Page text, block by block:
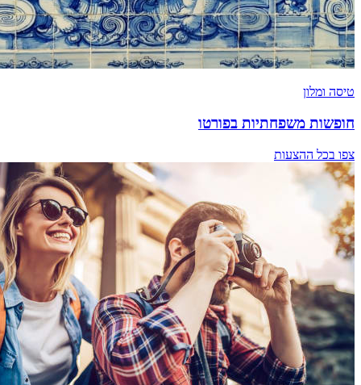
טיסה ומלון
חופשות משפחתיות בפורטו
צפו בכל ההצעות